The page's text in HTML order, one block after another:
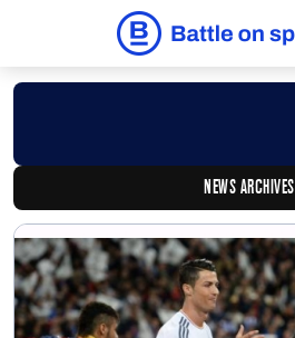
NEWS ARCHIVES